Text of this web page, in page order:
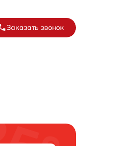
Заказать звонок